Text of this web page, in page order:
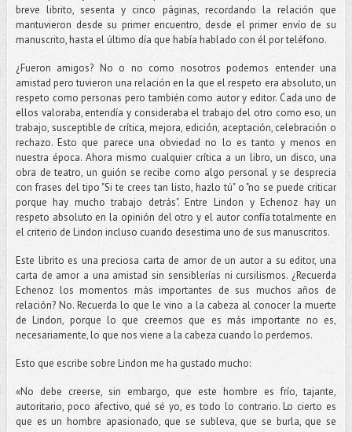
breve librito, sesenta y cinco páginas, recordando la relación que
mantuvieron desde su primer encuentro, desde el primer envío de su
manuscrito, hasta el último día que había hablado con él por teléfono.
¿Fueron amigos? No o no como nosotros podemos entender una
amistad pero tuvieron una relación en la que el respeto era absoluto, un
respeto como personas pero también como autor y editor. Cada uno de
ellos valoraba, entendía y consideraba el trabajo del otro como eso, un
trabajo, susceptible de crítica, mejora, edición, aceptación, celebración o
rechazo. Esto que parece una obviedad no lo es tanto y menos en
nuestra época. Ahora mismo cualquier crítica a un libro, un disco, una
obra de teatro, un guión se recibe como algo personal y se desprecia
con frases del tipo "Si te crees tan listo, hazlo tú" o "no se puede criticar
porque hay mucho trabajo detrás". Entre Lindon y Echenoz hay un
respeto absoluto en la opinión del otro y el autor confía totalmente en
el criterio de Lindon incluso cuando desestima uno de sus manuscritos.
Este librito es una preciosa carta de amor de un autor a su editor, una
carta de amor a una amistad sin sensiblerías ni cursilismos. ¿Recuerda
Echenoz los momentos más importantes de sus muchos años de
relación? No. Recuerda lo que le vino a la cabeza al conocer la muerte
de Lindon, porque lo que creemos que es más importante no es,
necesariamente, lo que nos viene a la cabeza cuando lo perdemos.
Esto que escribe sobre Lindon me ha gustado mucho:
«No debe creerse, sin embargo, que este hombre es frío, tajante,
autoritario, poco afectivo, qué sé yo, es todo lo contrario. Lo cierto es
que es un hombre apasionado, que se subleva, que se burla, que se